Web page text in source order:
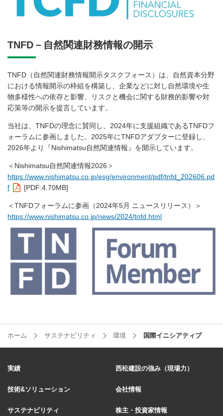
TNFD－自然関連財務情報の開示
TNFD（自然関連財務情報開示タスクフォース）は、自然資本分野
における情報開示の枠組を構築し、企業などに対し自然環境や生
物多様性への依存と影響、リスクと機会に関する財務的影響や対
応策等の開示を提言しています。
当社は、TNFDの理念に賛同し、2024年に支援組織であるTNFDフ
ォーラムに参画しました。2025年にTNFDアダプターに登録し、
2026年より『Nishimatsu自然関連情報』を開示しています。
＜Nishimatsu自然関連情報2026＞
https://www.nishimatsu.co.jp/esg/environment/pdf/tnfd_202606.pd
f
[PDF:4.70MB]
＜TNFDフォーラムに参画（2024年5月 ニュースリリース）＞
https://www.nishimatsu.co.jp/news/2024/tnfd.html
ホーム サステナビリティ 環境 国際イニシアティブ
実績 西松建設の強み（現場力）
技術&ソリューション 会社情報
サステナビリティ 株主・投資家情報